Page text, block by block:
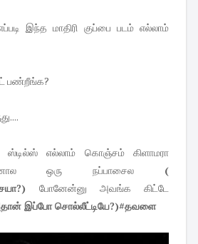
இந்த மாதிரி குப்பை படம் எல்லாம்
பண்றீங்க?
ஸ்டில்ஸ் எல்லாம் கொஞ்சம் கிளாமரா
ஒரு நப்பாசைல(
போனேன்னு அவங்க கிட்டே
இப்போ சொல்லீட்டியே?)#தவளை